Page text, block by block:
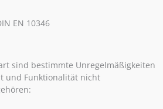
EN 10346
sind bestimmte Unregelmäßigkeiten
und Funktionalität nicht